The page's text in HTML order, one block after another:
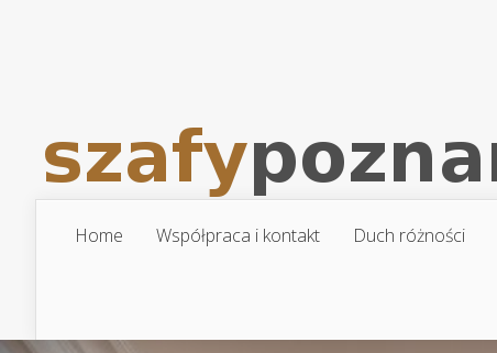
Home Współpraca i kontakt Duch różności